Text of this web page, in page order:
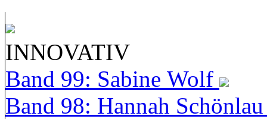
INNOVATIV
Band 99: Sabine Wolf
Band 98: Hannah